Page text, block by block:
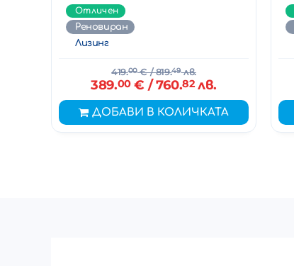
Отличен
Реновиран
Лизинг
419.00€/ 819.49лв.
389.00€ / 760.82лв.
ДОБАВИ В КОЛИЧКАТА